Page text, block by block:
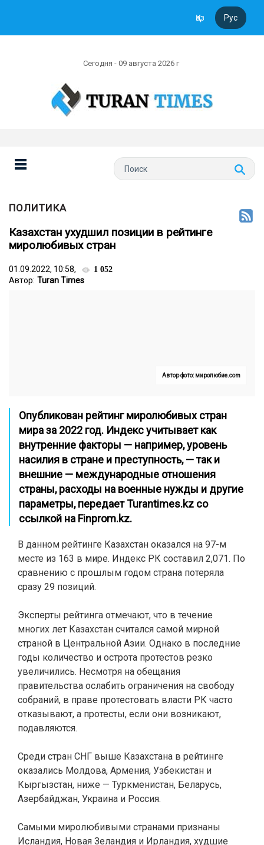
Қаз Рус
Сегодня - 09 августа 2026 г
ПОЛИТИКА
Казахстан ухудшил позиции в рейтинге
миролюбивых стран
01.09.2022, 10:58, 1 052
Автор: Turan Times
Автор фото: миролюбие.com
Опубликован рейтинг миролюбивых стран
мира за 2022 год. Индекс учитывает как
внутренние факторы — например, уровень
насилия в стране и преступность, — так и
внешние — международные отношения
страны, расходы на военные нужды и другие
параметры, передаетTurantimes.kz со
ссылкой на Finprom.kz.
В данном рейтинге Казахстан оказался на 97-м
месте из 163 в мире. Индекс РК составил 2,071. По
сравнению с прошлым годом страна потеряла
сразу 29 позиций.
Эксперты рейтинга отмечают, что в течение
многих лет Казахстан считался самой мирной
страной в Центральной Азии. Однако в последние
годы количество и острота протестов резко
увеличились. Несмотря на обещания
правительства ослабить ограничения на свободу
собраний, в праве протестовать власти РК часто
отказывают, а протесты, если они возникают,
подавляются.
Среди стран СНГ выше Казахстана в рейтинге
оказались Молдова, Армения, Узбекистан и
Кыргызстан, ниже — Туркменистан, Беларусь,
Азербайджан, Украина и Россия.
Самыми миролюбивыми странами признаны
Исландия, Новая Зеландия и Ирландия, худшие